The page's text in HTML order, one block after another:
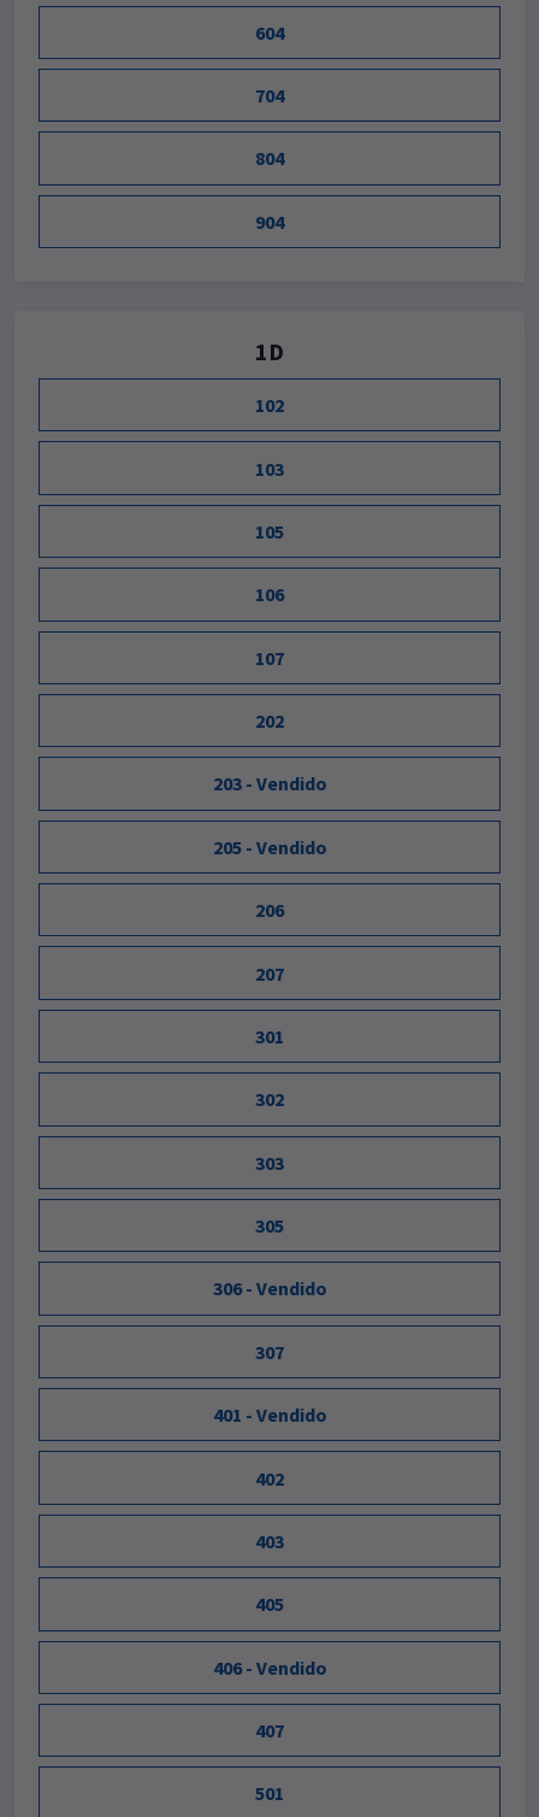
604
704
804
904
1D
102
103
105
106
107
202
203 - Vendido
205 - Vendido
206
207
301
302
303
305
306 - Vendido
307
401 - Vendido
402
403
405
406 - Vendido
407
501